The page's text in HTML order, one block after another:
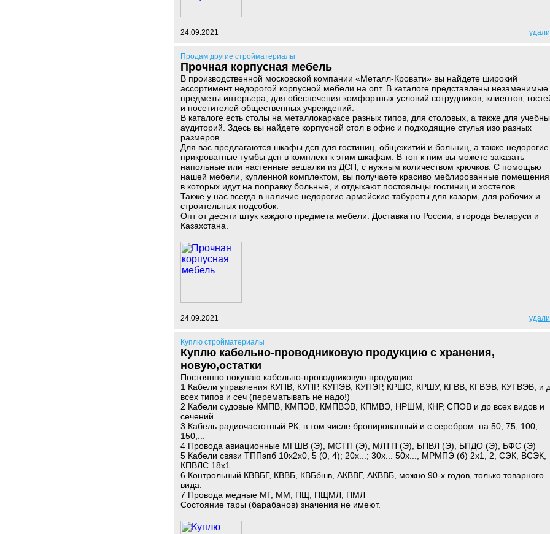
24.09.2021
Продам другие стройматериалы
Прочная корпусная мебель
В производственной московской компании «Металл-Кровати» вы найдете широкий
ассортимент недорогой корпусной мебели на опт. В каталоге представлены незаменимые
предметы интерьера, для обеспечения комфортных условий сотрудников, клиентов,
и посетителей общественных учреждений.
В каталоге есть столы на металлокаркасе разных типов, для столовых, а также для
аудиторий. Здесь вы найдете корпусной стол в офис и подходящие стулья изо разных
размеров.
Для вас предлагаются шкафы дсп для гостиниц, общежитий и больниц, а также недорогие
прикроватные тумбы дсп в комплект к этим шкафам. В тон к ним вы можете заказать
напольные или настенные вешалки из ДСП, с нужным количеством крючков. С помощью
нашей мебели, купленной комплектом, вы получаете красиво меблированные помещения,
в которых идут на поправку больные, и отдыхают постояльцы гостиниц и хостелов.
Также у нас всегда в наличие недорогие армейские табуреты для казарм, для рабочих и
строительных подсобок.
Опт от десяти штук каждого предмета мебели. Доставка по России, в города Беларуси и
Казахстана.
24.09.2021
Куплю стройматериалы
Куплю кабельно-проводниковую продукцию с хранения,
новую,остатки
Постоянно покупаю кабельно-проводниковую продукцию:
1 Кабели управления КУПВ, КУПР, КУПЭВ, КУПЭР, КРШС, КРШУ, КГВВ, КГВЭВ, КУГВЭВ, и
всех типов и сеч (перематывать не надо!)
2 Кабели судовые КМПВ, КМПЭВ, КМПВЭВ, КПМВЭ, НРШМ, КНР, СПОВ и др всех видов и
сечений.
3 Кабель радиочастотный РК, в том числе бронированный и с серебром. на 50, 75, 100,
150,...
4 Провода авиационные МГШВ (Э), МСТП (Э), МЛТП (Э), БПВЛ (Э), БПДО (Э), БФС (Э)
5 Кабели связи ТППэпб 10х2х0, 5 (0, 4); 20х...; 30х... 50х..., МРМПЭ (б) 2х1, 2, СЭК, ВСЭК,
КПВЛС 18х1
6 Контрольный КВВБГ, КВВБ, КВБбшв, АКВВГ, АКВВБ, можно 90-х годов, только товарного
вида.
7 Провода медные МГ, ММ, ПЩ, ПЩМЛ, ПМЛ
Состояние тары (барабанов) значения не имеют.